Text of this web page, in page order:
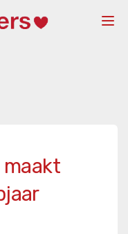
maakt